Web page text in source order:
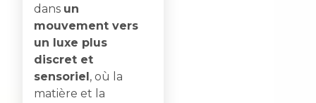
dans un
mouvement vers
un luxe plus
discret et
sensoriel, où la
matière et la